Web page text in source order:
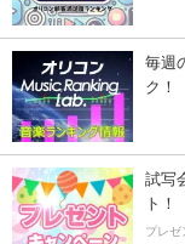
毎週
ク！
試写
ト！
プレゼ